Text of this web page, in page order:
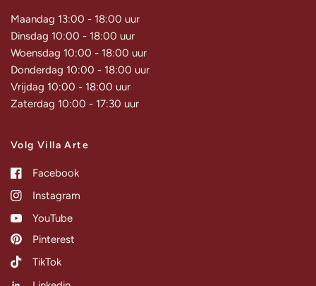
Maandag 13:00 - 18:00 uur
Dinsdag 10:00 - 18:00 uur
Woensdag 10:00 - 18:00 uur
Donderdag 10:00 - 18:00 uur
Vrijdag 10:00 - 18:00 uur
Zaterdag 10:00 - 17:30 uur
Volg Villa Arte
Facebook
Instagram
YouTube
Pinterest
TikTok